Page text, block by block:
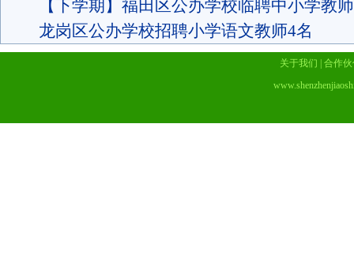
【下学期】福田区公办学校临聘中小学教
龙岗区公办学校招聘小学语文教师4名
关于我们
合作